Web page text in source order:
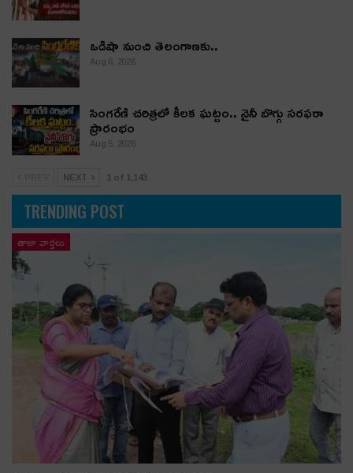
ఒడిషా నుంచి తెలంగాణ‌కు..
Aug 6, 2026
సింగరేణి చరిత్రలో కీలక ఘట్టం.. నైనీ బొగ్గు సరఫరా
ప్రారంభం
Aug 5, 2026
NEXT 1 of 1,143
TRENDING POST
తాజా వార్తలు